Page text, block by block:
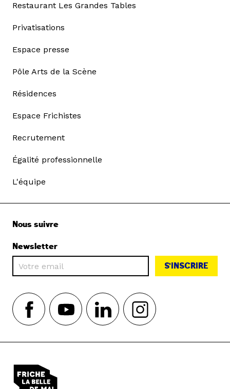
Restaurant Les Grandes Tables
Privatisations
Espace presse
Pôle Arts de la Scène
Résidences
Espace Frichistes
Recrutement
Égalité professionnelle
L'équipe
Nous suivre
Newsletter
S'INSCRIRE